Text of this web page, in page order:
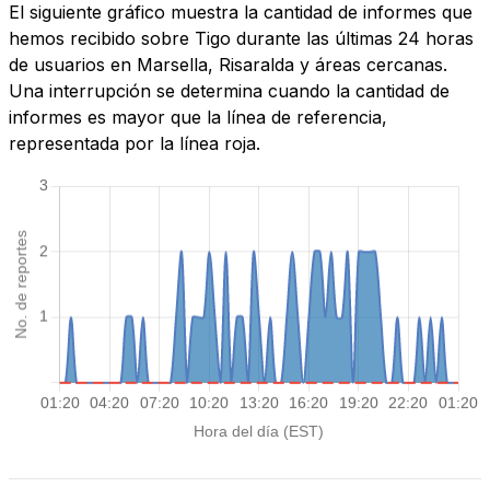
El siguiente gráfico muestra la cantidad de informes que
hemos recibido sobre Tigo durante las últimas 24 horas
de usuarios en Marsella, Risaralda y áreas cercanas.
Una interrupción se determina cuando la cantidad de
informes es mayor que la línea de referencia,
representada por la línea roja.